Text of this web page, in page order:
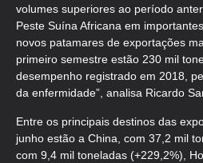
volumes superiores ao período
Peste Suína Africana em
novos patamares de exportações
primeiro semestre estão 230 mil
desempenho registrado em 2018,
da enfermidade”, analisa Ricardo
Entre os principais destinos das
junho estão a China, com 37,2 mil
com 9,4 mil toneladas (+229,2%),